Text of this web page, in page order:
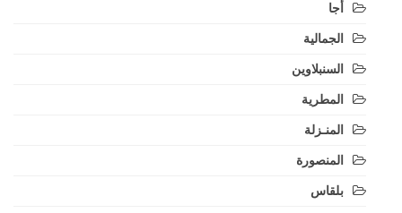
أجا
الجمالية
السنبلاوين
المطرية
المنـزلة
المنصورة
بلقاس